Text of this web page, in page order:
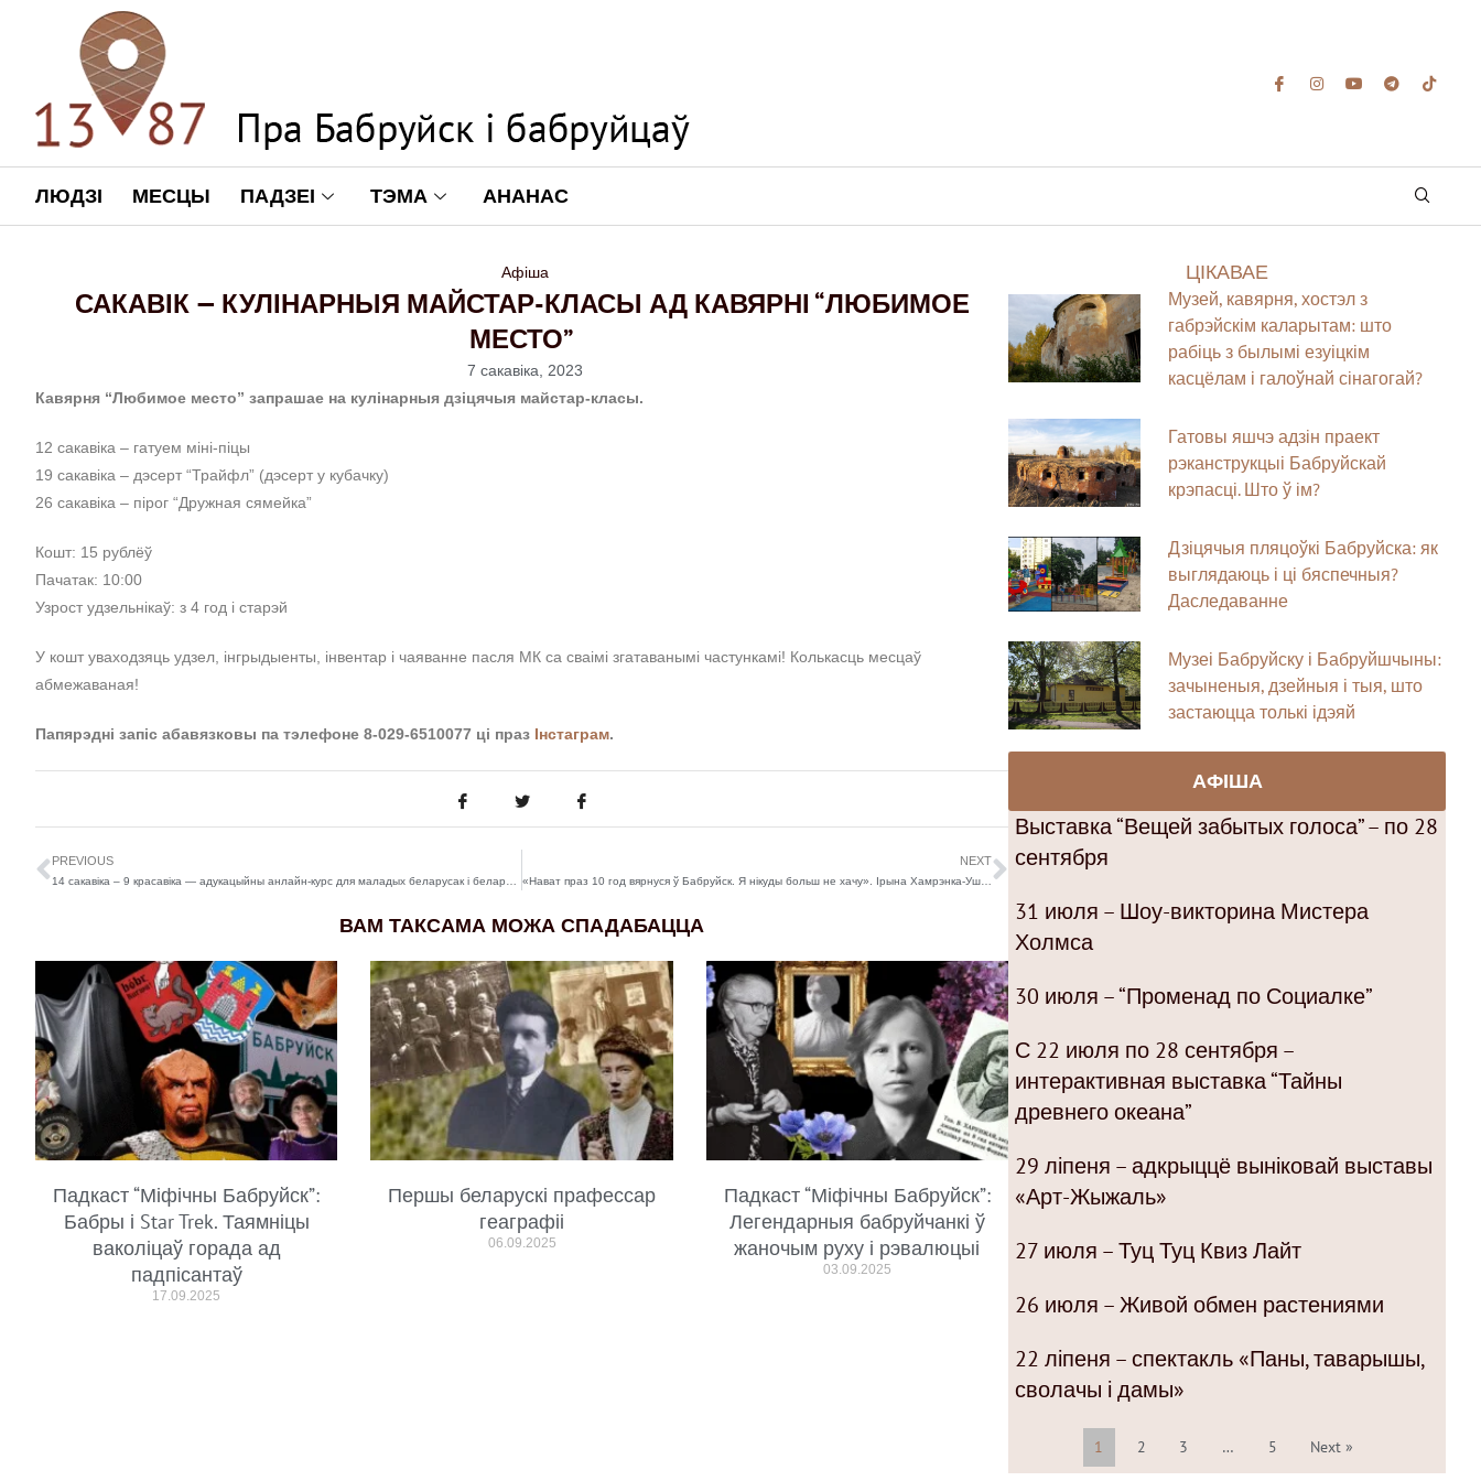
ЛЮДЗІ МЕСЦЫ ПАДЗЕІ ТЭМА АНАНАС
Афіша
САКАВІК — КУЛІНАРНЫЯ МАЙСТАР-КЛАСЫ АД КАВЯРНІ “ЛЮБИМОЕ
МЕСТО”
7 сакавіка, 2023
Кавярня “Любимое место” запрашае на кулінарныя дзіцячыя майстар-класы.
12 сакавіка – гатуем міні-піцы
19 сакавіка – дэсерт “Трайфл” (дэсерт у кубачку)
26 сакавіка – пірог “Дружная сямейка”
Кошт: 15 рублёў
Пачатак: 10:00
Узрост удзельнікаў: з 4 год і старэй
У кошт уваходзяць удзел, інгрыдыенты, інвентар і чаяванне пасля МК са сваімі згатаванымі частункамі! Колькасць месцаў
абмежаваная!
Папярэдні запіс абавязковы па тэлефоне 8-029-6510077 ці праз Інстаграм.
PREVIOUS NEXT
ВАМ ТАКСАМА МОЖА СПАДАБАЦЦА
Падкаст “Міфічны Бабруйск”:
Бабры і Star Trek. Таямніцы
ваколіцаў горада ад
падпісантаў
17.09.2025
Першы беларускі прафессар
геаграфіі
06.09.2025
Падкаст “Міфічны Бабруйск”:
Легендарныя бабруйчанкі ў
жаночым руху і рэвалюцыі
03.09.2025
ЦІКАВАЕ
Музей, кавярня, хостэл з
габрэйскім каларытам: што
рабіць з былымі езуіцкім
касцёлам і галоўнай сінагогай?
Гатовы яшчэ адзін праект
рэканструкцыі Бабруйскай
крэпасці. Што ў ім?
Дзіцячыя пляцоўкі Бабруйска: як
выглядаюць і ці бяспечныя?
Даследаванне
Музеі Бабруйску і Бабруйшчыны:
зачыненыя, дзейныя і тыя, што
застаюцца толькі ідэяй
АФІША
Выставка “Вещей забытых голоса” – по 28
сентября
31 июля – Шоу-викторина Мистера
Холмса
30 июля – “Променад по Социалке”
С 22 июля по 28 сентября –
интерактивная выставка “Тайны
древнего океана”
29 ліпеня – адкрыццё выніковай выставы
«Арт-Жыжаль»
27 июля – Туц Туц Квиз Лайт
26 июля – Живой обмен растениями
22 ліпеня – спектакль «Паны, таварышы,
сволачы і дамы»
1 2 3 … 5 Next »